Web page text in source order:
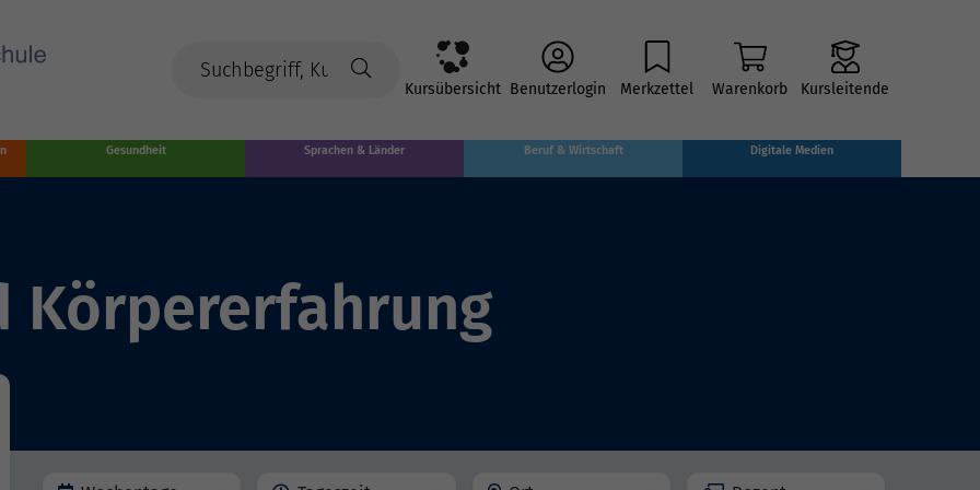
Kursübersicht Benutzerlogin Merkzettel Warenkorb Kursleitende
Gesundheit Sprachen & Länder Beruf & Wirtschaft Digitale Medien
Körpererfahrung